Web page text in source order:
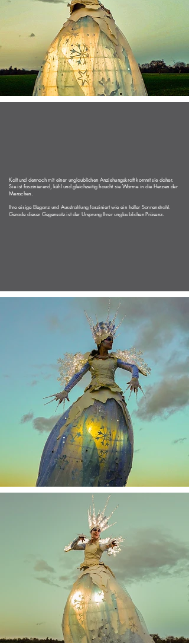
Kalt und dennoch mit einer unglaublichen Anziehungskraft kommt sie daher.
Sie ist faszinierend, kühl und gleichzeitig haucht sie Wärme in die Herzen der
Menschen.
Ihre eisige Eleganz und Ausstrahlung fasziniert wie ein heller Sonnenstrahl.
Gerade dieser Gegensatz ist der Ursprung Ihrer unglaublichen Präsenz.